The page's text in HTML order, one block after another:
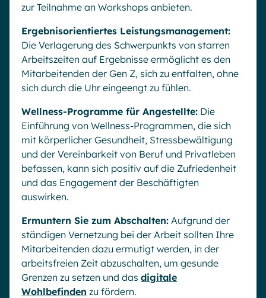
zur Teilnahme an Workshops anbieten.
Ergebnisorientiertes Leistungsmanagement:
Die Verlagerung des Schwerpunkts von starren
Arbeitszeiten auf Ergebnisse ermöglicht es den
Mitarbeitenden der Gen Z, sich zu entfalten, ohne
sich durch die Uhr eingeengt zu fühlen.
Wellness-Programme für Angestellte: Die
Einführung von Wellness-Programmen, die sich
mit körperlicher Gesundheit, Stressbewältigung
und der Vereinbarkeit von Beruf und Privatleben
befassen, kann sich positiv auf die Zufriedenheit
und das Engagement der Beschäftigten
auswirken.
Ermuntern Sie zum Abschalten: Aufgrund der
ständigen Vernetzung bei der Arbeit sollten Ihre
Mitarbeitenden dazu ermutigt werden, in der
arbeitsfreien Zeit abzuschalten, um gesunde
Grenzen zu setzen und das digitale
Wohlbefinden zu fördern.